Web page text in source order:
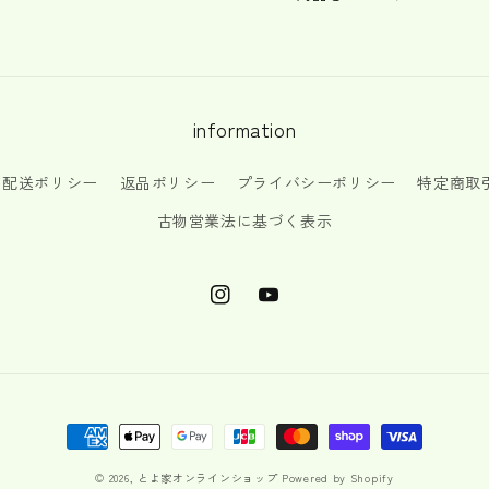
information
配送ポリシー 返品ポリシー プライバシーポリシー
特定商取
古物営業法に基づく表示
InstagramYouTube
© 2026, とよ家オンラインショップ Powered by Shopify